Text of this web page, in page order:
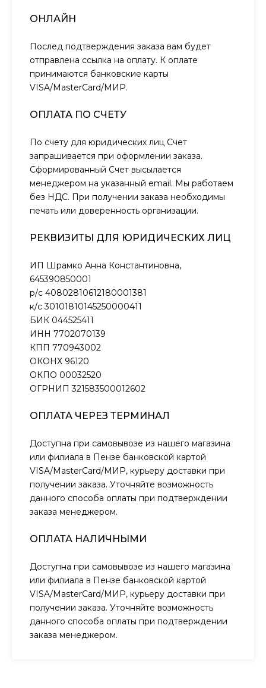
ОНЛАЙН
Послед подтверждения заказа вам будет
отправлена ссылка на оплату. К оплате
принимаются банковские карты
VISA/MasterCard/МИР.
ОПЛАТА ПО СЧЕТУ
По счету для юридических лиц Счет
запрашивается при оформлении заказа.
Сформированный Счет высылается
менеджером на указанный email. Мы работаем
без НДС. При получении заказа необходимы
печать или доверенность организации.
РЕКВИЗИТЫ ДЛЯ ЮРИДИЧЕСКИХ ЛИЦ
ИП Шрамко Анна Константиновна,
645390850001
р/с 40802810612180001381
к/с 30101810145250000411
БИК 044525411
ИНН 7702070139
КПП 770943002
ОКОНХ 96120
ОКПО 00032520
ОГРНИП 321583500012602
ОПЛАТА ЧЕРЕЗ ТЕРМИНАЛ
Доступна при самовывозе из нашего магазина
или филиала в Пензе банковской картой
VISA/MasterCard/МИР, курьеру доставки при
получении заказа. Уточняйте возможность
данного способа оплаты при подтверждении
заказа менеджером.
ОПЛАТА НАЛИЧНЫМИ
Доступна при самовывозе из нашего магазина
или филиала в Пензе банковской картой
VISA/MasterCard/МИР, курьеру доставки при
получении заказа. Уточняйте возможность
данного способа оплаты при подтверждении
заказа менеджером.